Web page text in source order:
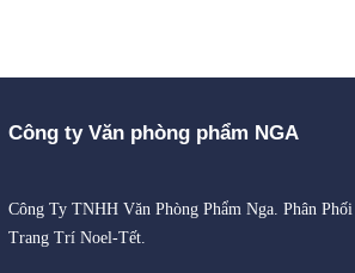
Công ty Văn phòng phẩm NGA
Công Ty TNHH Văn Phòng Phẩm Nga. Phân
Trang Trí Noel-Tết.